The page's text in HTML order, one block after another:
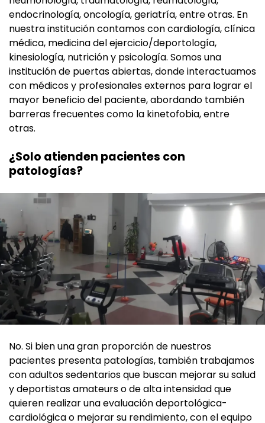
endocrinología, oncología, geriatría, entre otras. En
nuestra institución contamos con cardiología, clínica
médica, medicina del ejercicio/deportología,
kinesiología, nutrición y psicología. Somos una
institución de puertas abiertas, donde interactuamos
con médicos y profesionales externos para lograr el
mayor beneficio del paciente, abordando también
barreras frecuentes como la kinetofobia, entre
otras.
¿Solo atienden pacientes con
patologías?
No. Si bien una gran proporción de nuestros
pacientes presenta patologías, también trabajamos
con adultos sedentarios que buscan mejorar su salud
y deportistas amateurs o de alta intensidad que
quieren realizar una evaluación deportológica-
cardiológica o mejorar su rendimiento, con el equipo